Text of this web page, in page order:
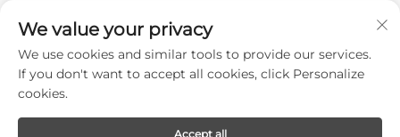
Tel:+82-3180427370
Telefon:+86-15564344404
WhatsApp: +82-1022396668
We value your privacy
We use cookies and similar tools to provide our services.
If you don't want to accept all cookies, click Personalize
cookies.
Accept all